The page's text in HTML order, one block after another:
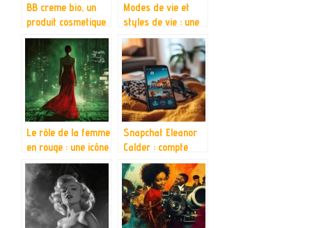
BB creme bio, un
produit cosmetique
que votre peau va
adorer
Modes de vie et
styles de vie : une
approche
systemique
Le rôle de la femme
en rouge : une icône
symbolique dans
Matrix
bouleversant les
codes de
domination
Snapchat Eleanor
Calder : compte
officiel et vérifié –
Comment elle
maintient
l’engagement de
ses followers